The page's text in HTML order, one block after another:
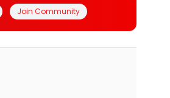
Join Community